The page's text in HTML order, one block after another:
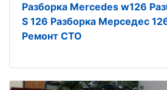
Разборка Mercedes w126
S 126 Разборка Мерседес
Ремонт СТО